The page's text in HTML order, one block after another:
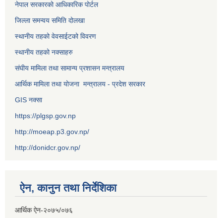
नेपाल सरकारको आधिकारिक पोर्टल
जिल्ला समन्वय समिति दोलखा
स्थानीय तहको वेवसाईटको विवरण
स्थानीय तहको नक्साहरु
संघीय मामिला तथा सामान्य प्रशासन मन्त्रालय
आर्थिक मामिला तथा योजना मन्त्रालय - प्रदेश सरकार
GIS नक्सा
https://plgsp.gov.np
http://moeap.p3.gov.np/
http://donidcr.gov.np/
ऐन, कानुन तथा निर्देशिका
आर्थिक ऐन-२०७५/०७६